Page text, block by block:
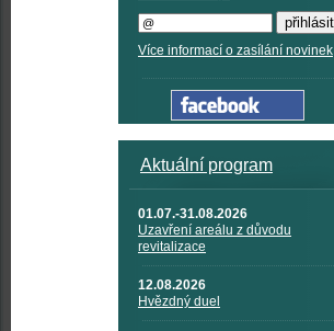
Více informací o zasílání novinek
Aktuální program
01.07.-31.08.2026
Uzavření areálu z důvodu
revitalizace
12.08.2026
Hvězdný duel